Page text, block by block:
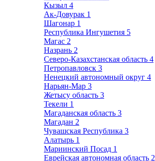
Кызыл 4
Ак-Довурак 1
Шагонар 1
Республика Ингушетия 5
Магас 2
Назрань 2
Северо-Казахстанская область 4
Петропавловск 3
Ненецкий автономный округ 4
Нарьян-Мар 3
Жетысу область 3
Текели 1
Магаданская область 3
Магадан 2
Чувашская Республика 3
Алатырь 1
Мариинский Посад 1
Еврейская автономная область 2